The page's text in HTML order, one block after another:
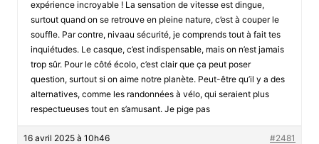
expérience incroyable ! La sensation de vitesse est dingue,
surtout quand on se retrouve en pleine nature, c’est à couper le
souffle. Par contre, nivaau sécurité, je comprends tout à fait tes
inquiétudes. Le casque, c’est indispensable, mais on n’est jamais
trop sûr. Pour le côté écolo, c’est clair que ça peut poser
question, surtout si on aime notre planète. Peut-être qu’il y a des
alternatives, comme les randonnées à vélo, qui seraient plus
respectueuses tout en s’amusant. Je pige pas
16 avril 2025 à 10h46 #2481